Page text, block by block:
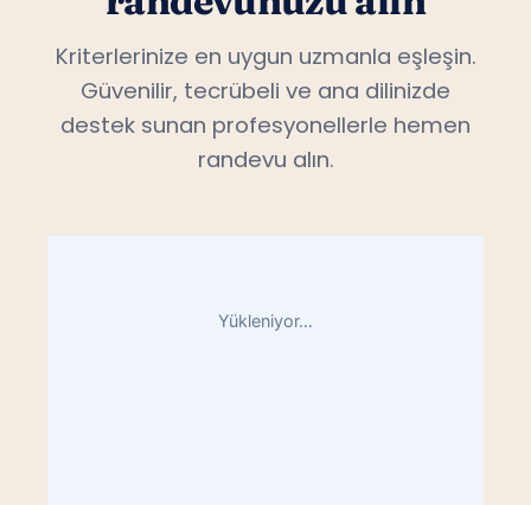
Kriterlerinize en uygun uzmanla eşleşin.
Güvenilir, tecrübeli ve ana dilinizde
destek sunan profesyonellerle hemen
randevu alın.